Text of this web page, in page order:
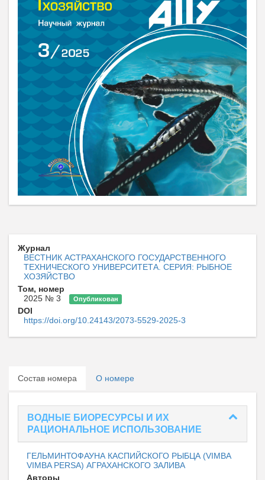
Журнал
ВЕСТНИК АСТРАХАНСКОГО ГОСУДАРСТВЕННОГО
ТЕХНИЧЕСКОГО УНИВЕРСИТЕТА. СЕРИЯ: РЫБНОЕ
ХОЗЯЙСТВО
Том, номер
2025 № 3
Опубликован
DOI
https://doi.org/10.24143/2073-5529-2025-3
Состав номера О номере
ВОДНЫЕ БИОРЕСУРСЫ И ИХ
РАЦИОНАЛЬНОЕ ИСПОЛЬЗОВАНИЕ
ГЕЛЬМИНТОФАУНА КАСПИЙСКОГО РЫБЦА (VIMBA
VIMBA PERSA) АГРАХАНСКОГО ЗАЛИВА
Авторы